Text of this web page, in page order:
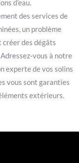
d’eau.
des services de
un problème
des dégâts
vous à notre
experte de vos solins
vous sont garanties
extérieurs.